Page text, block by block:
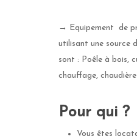
→ Equipement de
utilisant une source
sont : Poêle à bois,
chauffage,
Pour qui ?
Vous êtes